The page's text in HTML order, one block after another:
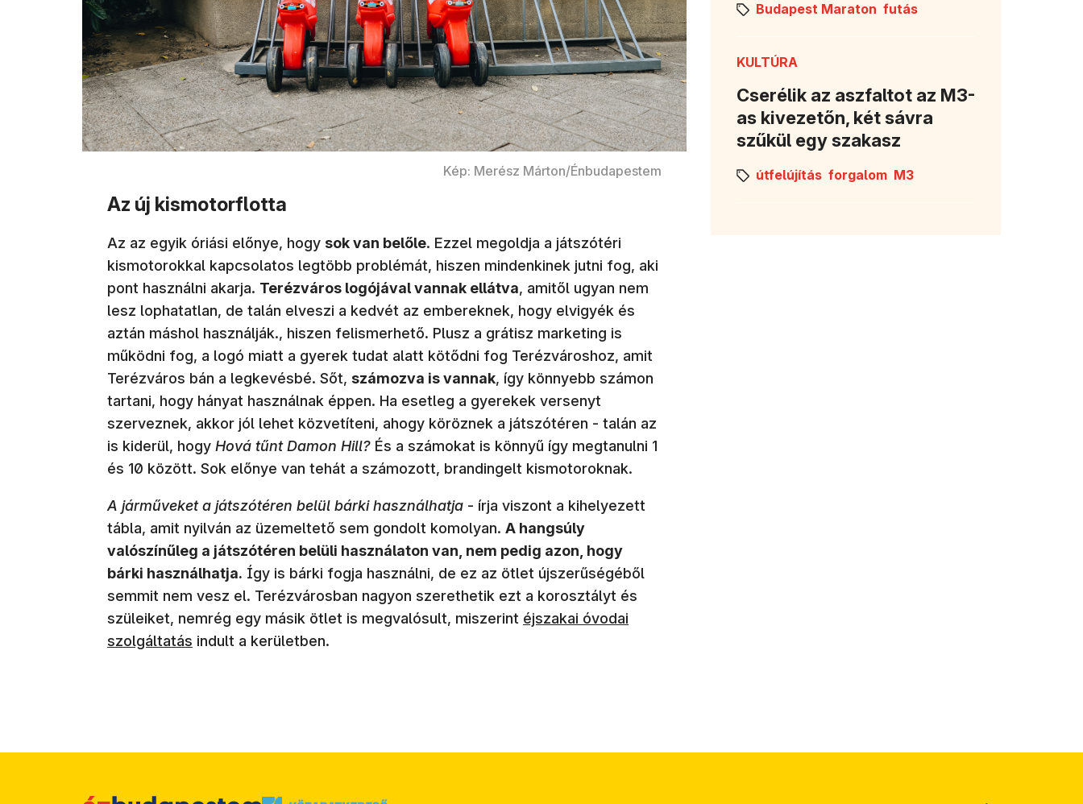
Kép: Merész Márton/Énbudapestem
Az új kismotorflotta
Az az egyik óriási előnye, hogy sok van belőle. Ezzel megoldja a játszótéri
kismotorokkal kapcsolatos legtöbb problémát, hiszen mindenkinek jutni fog, aki
pont használni akarja. Terézváros logójával vannak ellátva, amitől ugyan nem
lesz lophatatlan, de talán elveszi a kedvét az embereknek, hogy elvigyék és
aztán máshol használják., hiszen felismerhető. Plusz a grátisz marketing is
működni fog, a logó miatt a gyerek tudat alatt kötődni fog Terézvároshoz, amit
Terézváros bán a legkevésbé. Sőt, számozva is vannak, így könnyebb számon
tartani, hogy hányat használnak éppen. Ha esetleg a gyerekek versenyt
szerveznek, akkor jól lehet közvetíteni, ahogy köröznek a játszótéren - talán az
is kiderül, hogy Hová tűnt Damon Hill? És a számokat is könnyű így megtanulni 1
és 10 között. Sok előnye van tehát a számozott, brandingelt kismotoroknak.
A járműveket a játszótéren belül bárki használhatja - írja viszont a kihelyezett
tábla, amit nyilván az üzemeltető sem gondolt komolyan. A hangsúly
valószínűleg a játszótéren belüli használaton van, nem pedig azon, hogy
bárki használhatja. Így is bárki fogja használni, de ez az ötlet újszerűségéből
semmit nem vesz el. Terézvárosban nagyon szerethetik ezt a korosztályt és
szüleiket, nemrég egy másik ötlet is megvalósult, miszerint (új ablakban nyílik meg)
éjszakai óvodai
szolgáltatás indult a kerületben.
Budapest Maraton futás
KULTÚRA
Cserélik az aszfaltot az M3-
as kivezetőn, két sávra
szűkül egy szakasz
útfelújítás forgalom M3